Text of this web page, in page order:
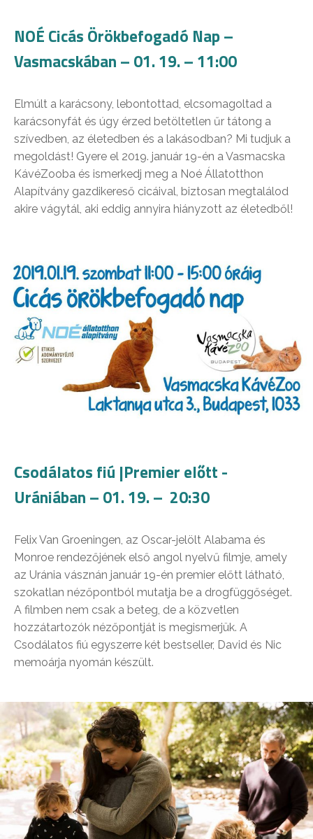
NOÉ Cicás Örökbefogadó Nap –
Vasmacskában – 01. 19. – 11:00
Elmúlt a karácsony, lebontottad, elcsomagoltad a
karácsonyfát és úgy érzed betöltetlen űr tátong a
szívedben, az életedben és a lakásodban? Mi tudjuk a
megoldást! Gyere el 2019. január 19-én a Vasmacska
KávéZooba és ismerkedj meg a Noé Állatotthon
Alapítvány gazdikereső cicáival, biztosan megtalálod
akire vágytál, aki eddig annyira hiányzott az életedből!
Csodálatos fiú |Premier előtt -
Urániában – 01. 19. – 20:30
Felix Van Groeningen, az Oscar-jelölt Alabama és
Monroe rendezőjének első angol nyelvű filmje, amely
az Uránia vásznán január 19-én premier előtt látható,
szokatlan nézőpontból mutatja be a drogfüggőséget.
A filmben nem csak a beteg, de a közvetlen
hozzátartozók nézőpontját is megismerjük. A
Csodálatos fiú egyszerre két bestseller, David és Nic
memoárja nyomán készült.